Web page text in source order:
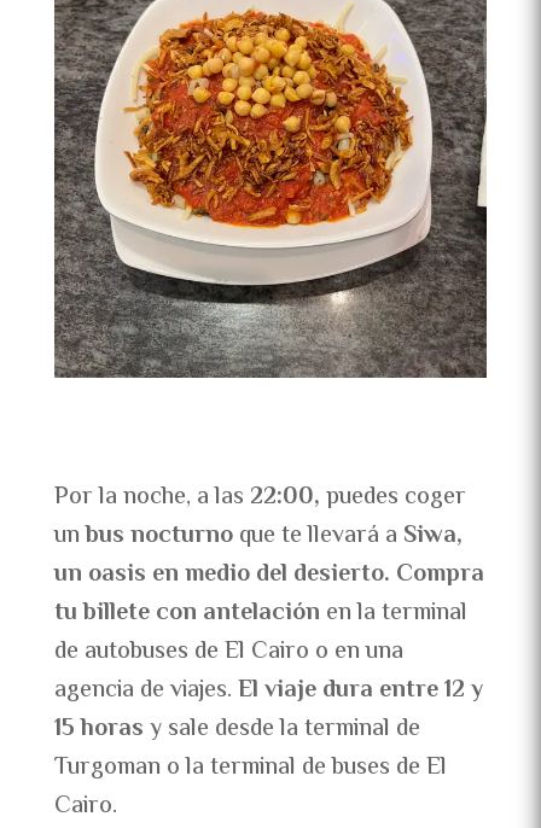
Por la noche, a las 22:00,puedes coger
unbus nocturnoque te llevará a Siwa,
un oasis en medio del desierto. Compra
tu billete con antelación en la terminal
de autobuses de El Cairo o en una
agencia de viajes.El viaje dura entre 12 y
15 horasy sale desde la terminal de
Turgoman o la terminal de buses de El
Cairo.